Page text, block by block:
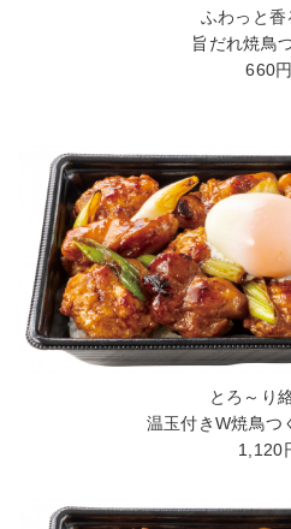
ふわっと香
旨だれ焼鳥
660円
とろ～り
温玉付きW焼鳥つ
1,120